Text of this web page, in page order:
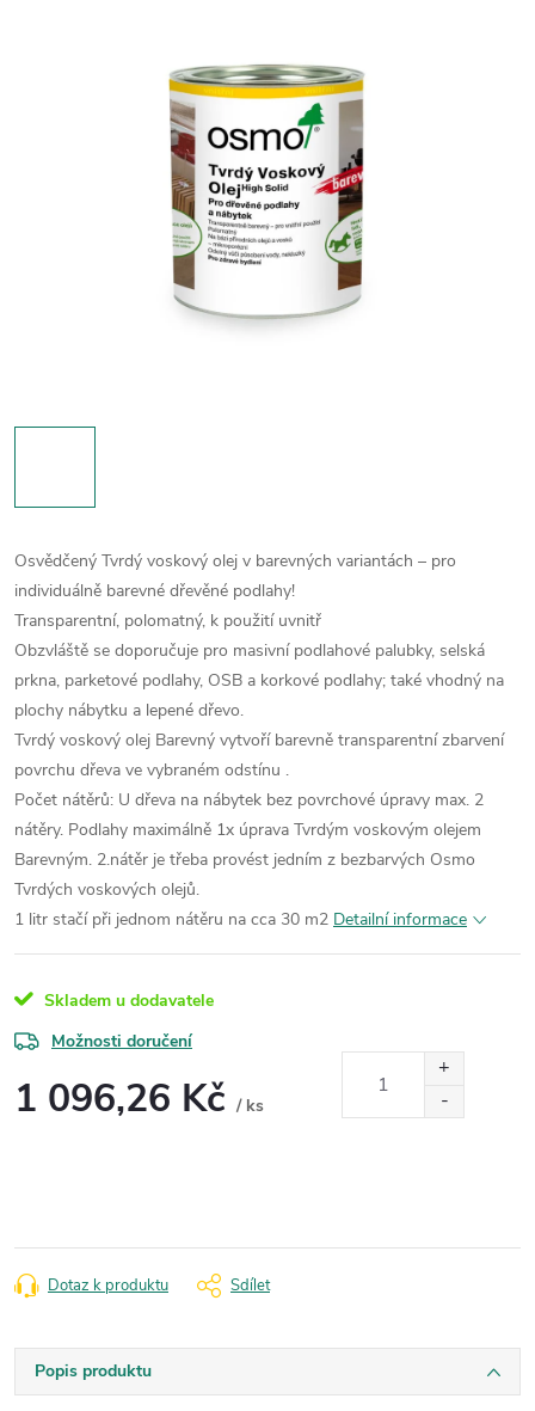
Osvědčený Tvrdý voskový olej v barevných variantách – pro
individuálně barevné dřevěné podlahy!
Transparentní, polomatný, k použití uvnitř
Obzvláště se doporučuje pro masivní podlahové palubky, selská
prkna, parketové podlahy, OSB a korkové podlahy; také vhodný na
plochy nábytku a lepené dřevo.
Tvrdý voskový olej Barevný vytvoří barevně transparentní zbarvení
povrchu dřeva ve vybraném odstínu .
Počet nátěrů: U dřeva na nábytek bez povrchové úpravy max. 2
nátěry. Podlahy maximálně 1x úprava Tvrdým voskovým olejem
Barevným. 2.nátěr je třeba provést jedním z bezbarvých Osmo
Tvrdých voskových olejů.
1 litr stačí při jednom nátěru na cca 30 m2 Detailní informace
Skladem u dodavatele
Možnosti doručení
1 096,26 Kč / ks
Dotaz k produktu Sdílet
Popis produktu